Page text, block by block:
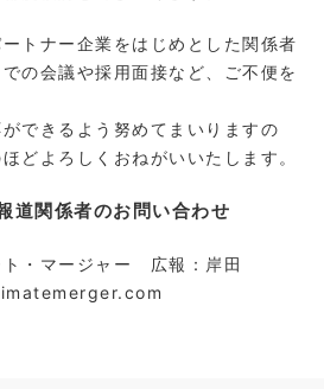
トナー企業をはじめとした関係者
の会議や採用面接など、ご不便を
できるよう努めてまいりますの
どよろしくおねがいいたします。
道関係者のお問い合わせ
ト・マージャー 広報：岸田